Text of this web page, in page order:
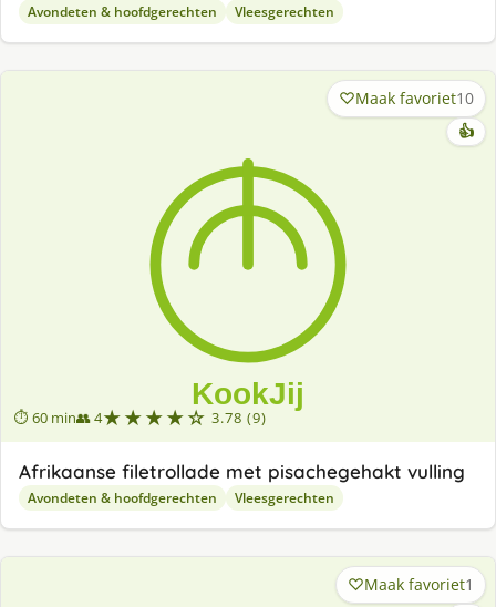
Avondeten & hoofdgerechten Vleesgerechten
⏱ 60 min👥 4★★★★☆ 3.78 (9)
Maak favoriet10
👍
Afrikaanse filetrollade met pisachegehakt vulling
Avondeten & hoofdgerechten Vleesgerechten
Maak favoriet1